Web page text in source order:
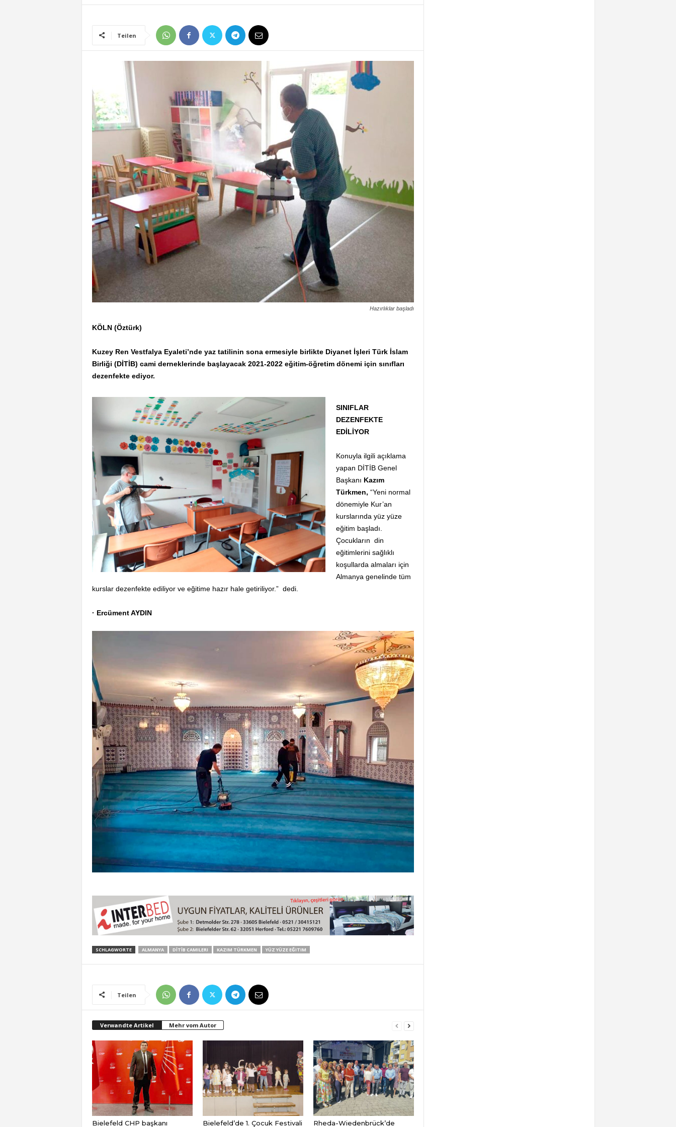
Teilen
Hazırlıklar başladı
KÖLN (Öztürk)
Kuzey Ren Vestfalya Eyaleti’nde yaz tatilinin sona ermesiyle birlikte Diyanet İşleri Türk İslam
Birliği (DİTİB) cami derneklerinde başlayacak 2021-2022 eğitim-öğretim dönemi için sınıfları
dezenfekte ediyor.
SINIFLAR
DEZENFEKTE
EDİLİYOR
Konuyla ilgili açıklama
yapan DİTİB Genel
Başkanı Kazım
Türkmen, “Yeni normal
dönemiyle Kur’an
kurslarında yüz yüze
eğitim başladı.
Çocukların din
eğitimlerini sağlıklı
koşullarda almaları için
Almanya genelinde tüm
kurslar dezenfekte ediliyor ve eğitime hazır hale getiriliyor.” dedi.
· Ercüment AYDIN
SCHLAGWORTE ALMANYA DİTİB CAMILERI KAZIM TÜRKMEN YÜZ YÜZE EĞITIM
Teilen
Verwandte Artikel Mehr vom Autor
Bielefeld CHP başkanı Bielefeld’de 1. Çocuk Festivali Rheda-Wiedenbrück’de